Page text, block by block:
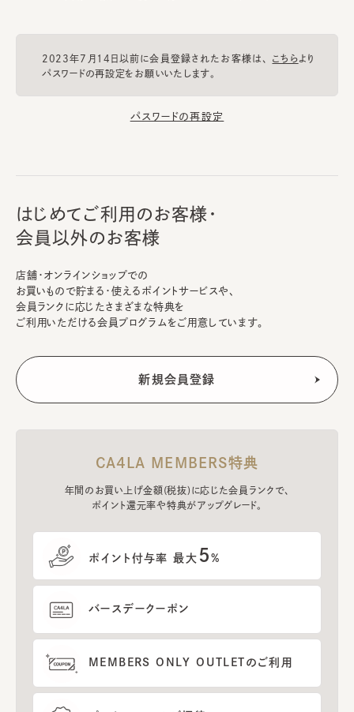
2023年7月14日以前に会員登録されたお客様は、 こちらより
パスワードの再設定をお願いいたします。
パスワードの再設定
はじめてご利用のお客様・
会員以外のお客様
店舗・オンラインショップでの
お買いもので貯まる・使えるポイントサービスや、
会員ランクに応じたさまざまな特典を
ご利用いただける会員プログラムをご用意しています。
CA4LA MEMBERS特典
年間のお買い上げ金額(税抜)に応じた会員ランクで、
ポイント還元率や特典がアップグレード。
ポイント付与率 最大 5%
バースデークーポン
MEMBERS ONLY OUTLETのご利用